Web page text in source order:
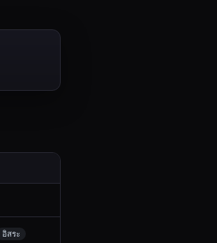
อิสระ